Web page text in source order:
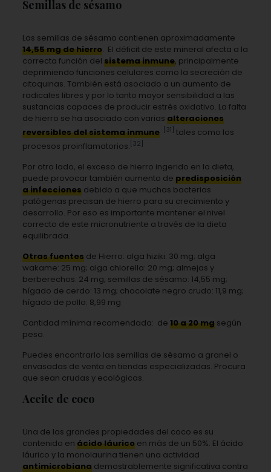
Semillas de sésamo
Las semillas de sésamo contienen aproximadamente
14,55 mg de hierro. El déficit de este mineral afecta a la
correcta función del sistema inmune, principalmente
deprimiendo funciones celulares como la secreción de
citoquinas. También está asociado a un aumento de
radicales libres y por lo tanto mayor sensibilidad a las
sustancias capaces de producir estrés oxidativo. La falta
de hierro se ha asociado con varias alteraciones
reversibles del sistema inmune [31] tales como los
procesos proinflamatorios. [32]
Por otro lado, el exceso de hierro ingerido en la dieta,
puede provocar también aumento de predisposición
a infeccionesdebido a que muchas bacterias
patógenas precisan de hierro para su crecimiento y
desarrollo. Por eso es importante mantener el nivel
correcto de este micronutriente a través de la dieta
equilibrada.
Otras fuentesde Hierro: alga hiziki: 30 mg; alga
wakame: 25 mg; alga chlorella: 20 mg; almejas y
berberechos: 24 mg; semillas de sésamo: 14,55 mg;
hígado de cerdo: 13 mg; chocolate negro crudo: 11,9 mg;
hígado de pollo: 8,99 mg
Cantidad mínima recomendada: de 10 a 20 mgsegún
peso.
Puedes encontrarlo las semillas de sésamo a granel o
envasadas de venta en tiendas especializadas. Procura
que sean crudas y ecológicas.
Aceite de coco
Una de las grandes propiedades del coco es su
contenido en ácido láuricoen más de un 50%. El ácido
láurico y la monolaurina tienen una actividad
antimicrobianademostrablemente significativa contra